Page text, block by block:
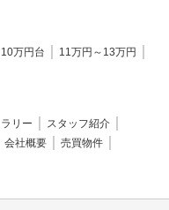
10万円台
11万円～13万円
リー
スタッフ紹介
会社概要
売買物件